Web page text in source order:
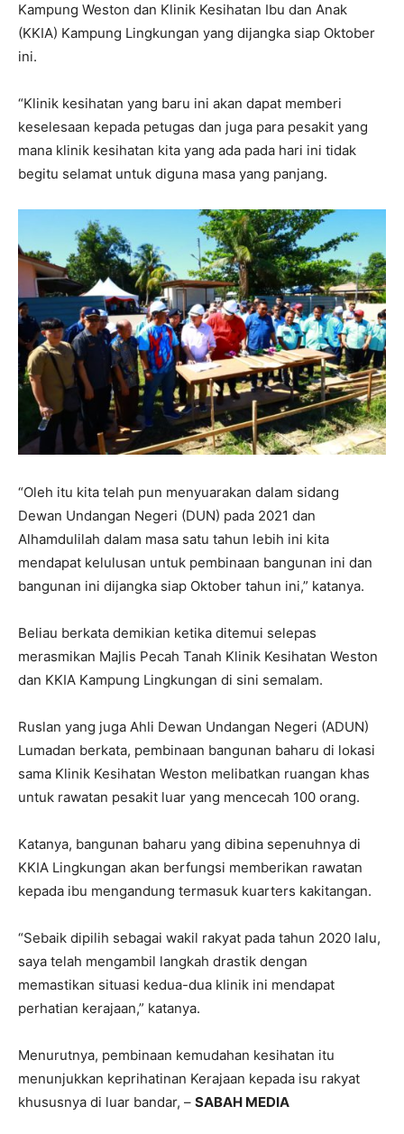
Kampung Weston dan Klinik Kesihatan Ibu dan Anak
(KKIA) Kampung Lingkungan yang dijangka siap Oktober
ini.
“Klinik kesihatan yang baru ini akan dapat memberi
keselesaan kepada petugas dan juga para pesakit yang
mana klinik kesihatan kita yang ada pada hari ini tidak
begitu selamat untuk diguna masa yang panjang.
“Oleh itu kita telah pun menyuarakan dalam sidang
Dewan Undangan Negeri (DUN) pada 2021 dan
Alhamdulilah dalam masa satu tahun lebih ini kita
mendapat kelulusan untuk pembinaan bangunan ini dan
bangunan ini dijangka siap Oktober tahun ini,” katanya.
Beliau berkata demikian ketika ditemui selepas
merasmikan Majlis Pecah Tanah Klinik Kesihatan Weston
dan KKIA Kampung Lingkungan di sini semalam.
Ruslan yang juga Ahli Dewan Undangan Negeri (ADUN)
Lumadan berkata, pembinaan bangunan baharu di lokasi
sama Klinik Kesihatan Weston melibatkan ruangan khas
untuk rawatan pesakit luar yang mencecah 100 orang.
Katanya, bangunan baharu yang dibina sepenuhnya di
KKIA Lingkungan akan berfungsi memberikan rawatan
kepada ibu mengandung termasuk kuarters kakitangan.
“Sebaik dipilih sebagai wakil rakyat pada tahun 2020 lalu,
saya telah mengambil langkah drastik dengan
memastikan situasi kedua-dua klinik ini mendapat
perhatian kerajaan,” katanya.
Menurutnya, pembinaan kemudahan kesihatan itu
menunjukkan keprihatinan Kerajaan kepada isu rakyat
khususnya di luar bandar, – SABAH MEDIA